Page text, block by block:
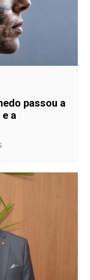
passou a
a